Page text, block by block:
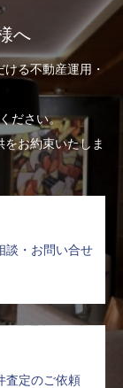
へ
る不動産運用・
ださい。
お約束いたしま
談・お問い合せ
査定のご依頼